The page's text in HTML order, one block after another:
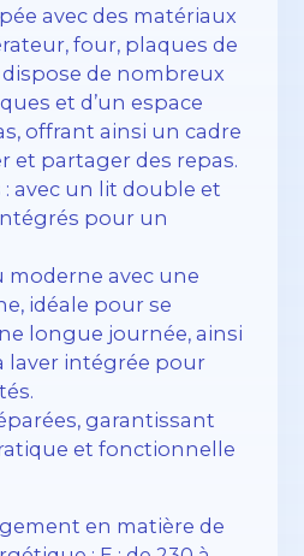
avec des matériaux
four, plaques de
dispose de nombreux
et d’un espace
offrant ainsi un cadre
et partager des repas.
avec un lit double et
pour un
moderne avec une
idéale pour se
longue journée, ainsi
laver intégrée pour
garantissant
et fonctionnelle
en matière de